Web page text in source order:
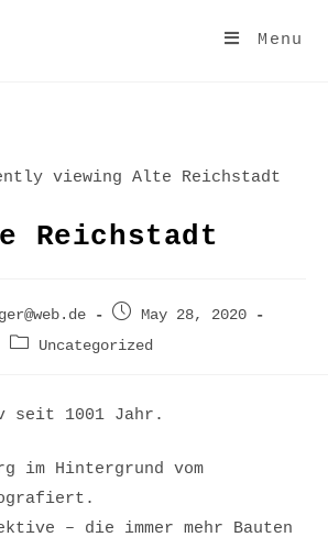
Menu
Reichstadt
Post
published:
May 28, 2020
PostUncategorized
seit 1001 Jahr.
im Hintergrund vom
– die immer mehr Bauten